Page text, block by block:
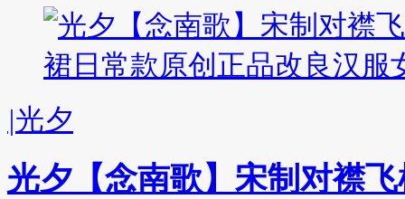
|光夕
光夕【念南歌】宋制对襟